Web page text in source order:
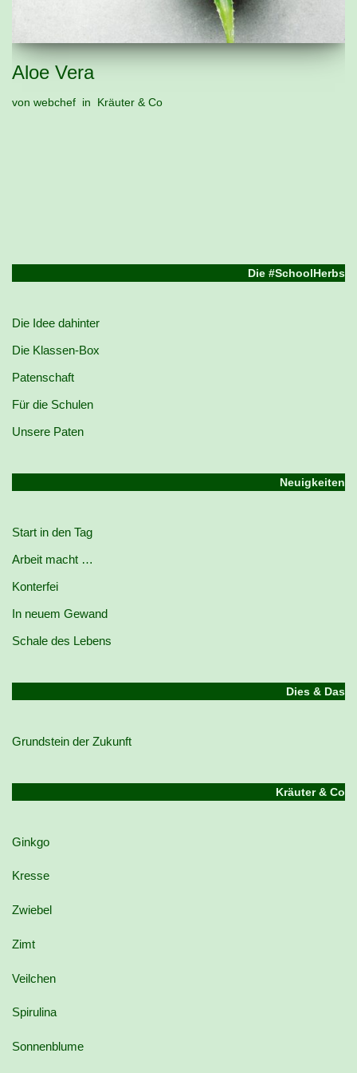
Aloe Vera
von webchef Kräuter & Co
Die #SchoolHerbs
Die Idee dahinter
Die Klassen-Box
Patenschaft
Für die Schulen
Unsere Paten
Neuigkeiten
Start in den Tag
Arbeit macht …
Konterfei
In neuem Gewand
Schale des Lebens
Dies & Das
Grundstein der Zukunft
Kräuter & Co
Ginkgo
Kresse
Zwiebel
Zimt
Veilchen
Spirulina
Sonnenblume